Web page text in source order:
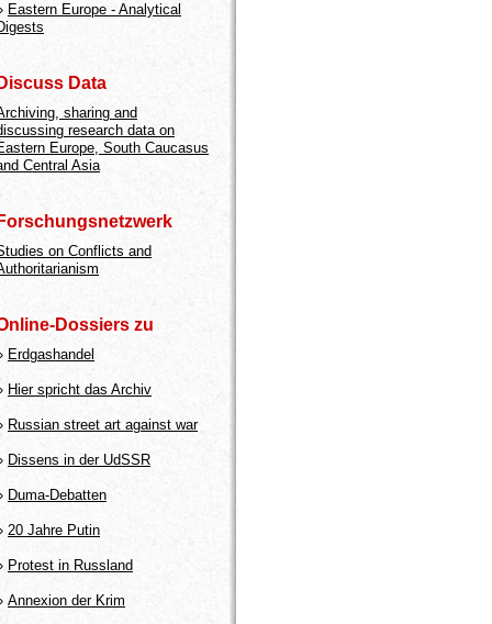
Eastern Europe - Analytical
Data
sharing and
research data on
Europe, South Caucasus
Central Asia
on Conflicts and
Dossiers zu
Erdgashandel
Hier spricht das Archiv
Russian street art against war
Dissens in der UdSSR
Duma-Debatten
20 Jahre Putin
Protest in Russland
Annexion der Krim